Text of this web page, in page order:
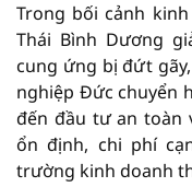
Trong bối cảnh
Thái Bình Dương
cung ứng bị đứt
nghiệp Đức chuyển
đến đầu tư an toàn
ổn định, chi phí
trường kinh doanh